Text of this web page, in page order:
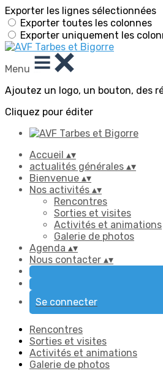
Exporter les lignes sélectionnées
Exporter toutes les colonnes
Exporter uniquement les
Menu
Ajoutez un logo, un bouton, des
Cliquez pour éditer
Accueil ▴▾
actualités générales ▴▾
Bienvenue ▴▾
Nos activités ▴▾
Rencontres
Sorties et visites
Activités et animations
Galerie de photos
Agenda ▴▾
Nous contacter ▴▾
Se connecter
Rencontres
Sorties et visites
Activités et animations
Galerie de photos